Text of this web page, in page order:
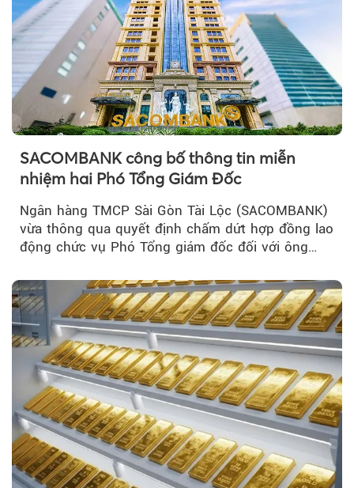
SACOMBANK công bố thông tin miễn
nhiệm hai Phó Tổng Giám Đốc
Ngân hàng TMCP Sài Gòn Tài Lộc (SACOMBANK)
vừa thông qua quyết định chấm dứt hợp đồng lao
động chức vụ Phó Tổng giám đốc đối với ông